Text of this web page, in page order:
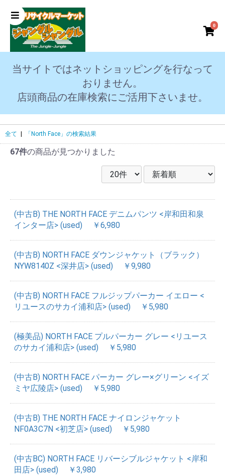
0
当サイトではネットショッピングを行なって
おりません。
店頭商品の在庫検索にご活用下さいませ。
全て | 「North Face」の検索結果
67件の商品が見つかりました
(中古B) THE NORTH FACE デニムパンツ <岸和田和泉
インター店> (used)
￥6,980
(中古B) NORTH FACE ダウンジャケット（ブラック）
NYW8140Z <深井店> (used)
￥9,980
(中古B) NORTH FACE フルジップパーカー イエロー <
リユースのサカイ浦和店> (used)
￥5,980
(極美品) NORTH FACE プルパーカー グレー <リユース
のサカイ浦和店> (used)
￥5,980
(中古B) NORTH FACE パーカー グレー×グリーン <イズ
ミヤ広陵店> (used)
￥5,980
(中古B) THE NORTH FACE ナイロンジャケット
NF0A3C7N <初芝店> (used)
￥5,980
(中古BC) NORTH FACE リバーシブルジャケット <岸和
田店> (used)
￥3,980